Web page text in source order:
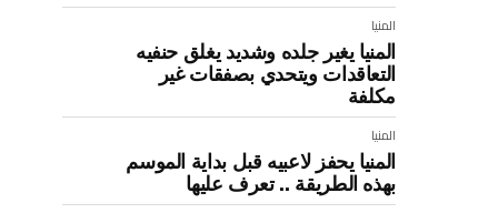
المنيا
المنيا يغير جلده وشديد يغلق حنفيه
التعاقدات ويتحدي بصفقات غير
مكلفة
المنيا
المنيا يحفز لاعبيه قبل بداية الموسم
بهذه الطريقة .. تعرف عليها